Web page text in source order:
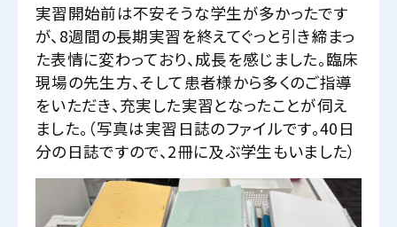
実習開始前は不安そうな学生が多かったです
が、8週間の長期実習を終えてぐっと引き締まっ
た表情に変わっており、成長を感じました。臨床
現場の先生方、そして患者様から多くのご指導
をいただき、充実した実習となったことが伺え
ました。（写真は実習日誌のファイルです。40日
分の日誌ですので、2冊に及ぶ学生もいました）